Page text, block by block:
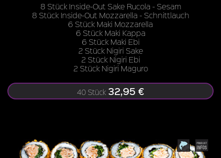
8 Stück Inside-Out Sake Rucola - Sesam
8 Stück Inside-Out Mozzarella - Schnittlauch
6 Stück Maki Mozzarella
6 Stück Maki Kappa
6 Stück Maki Ebi
2 Stück Nigiri Sake
2 Stück Nigiri Ebi
2 Stück Nigiri Maguro
40 Stück 32,95 €